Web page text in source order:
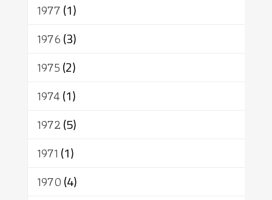
1977(1)
1976(3)
1975(2)
1974(1)
1972(5)
1971 (1)
1970(4)